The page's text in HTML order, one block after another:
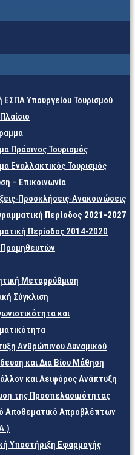
ΕΣΠΑ Υπουργείου Τουρισμού
Πράσινος Τουρισμός
Εναλλακτικός Τουρισμός
– Επικοινωνία
Προσκλήσεις-Ανακοινώσεις
Περίοδος 2021-2027
Περίοδος 2014-2020
Μεταρρύθμιση
Σύγκλιση
και
Ανθρώπινου Δυναμικού
και Δια Βίου Μάθηση
και Αειφόρος Ανάπτυξη
της Προσπελασιμότητας
Αποθεματικό Απροβλέπτων
Υποστήριξη Εφαρμογής